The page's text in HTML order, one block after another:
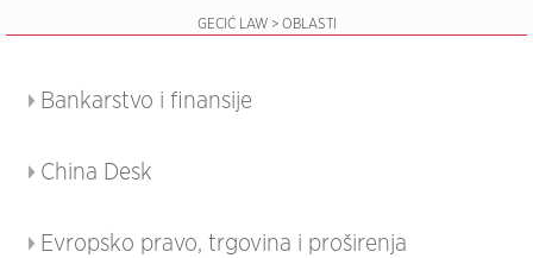
GECIĆ LAW> OBLASTI
Bankarstvo i finansije
China Desk
Evropsko pravo, trgovina i proširenja